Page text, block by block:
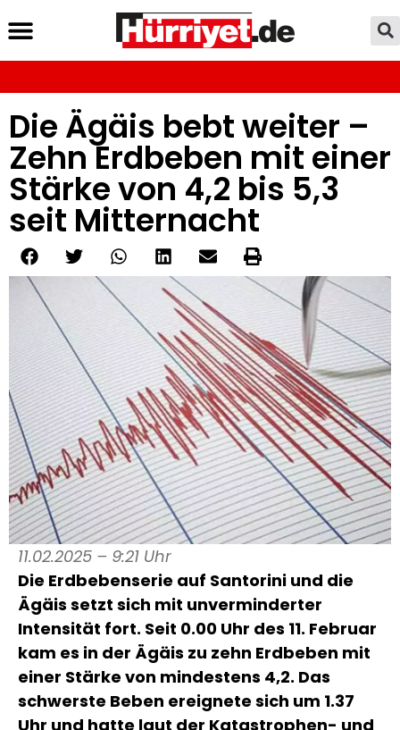
Die Ägäis bebt weiter –
Zehn Erdbeben mit einer
Stärke von 4,2 bis 5,3
seit Mitternacht
11.02.2025 – 9:21 Uhr
Die Erdbebenserie auf Santorini und die
Ägäis setzt sich mit unverminderter
Intensität fort. Seit 0.00 Uhr des 11. Februar
kam es in der Ägäis zu zehn Erdbeben mit
einer Stärke von mindestens 4,2. Das
schwerste Beben ereignete sich um 1.37
Uhr und hatte laut der Katastrophen- und